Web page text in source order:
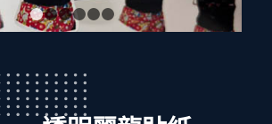
1 2 3 4 5 6